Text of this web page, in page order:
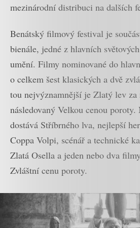
mezinárodní distribuci na dalších
Benátský filmový festival je
bienále, jedné z hlavních
umění. Filmy nominované do
o celkem šest klasických a dvě
tou nejvýznamnější je Zlatý lev
následovaný Velkou cenou
dostává Stříbrného lva, nejlepší
Coppa Volpi, scénář a technické
Zlatá Osella a jeden nebo dva
Zvláštní cenu poroty.